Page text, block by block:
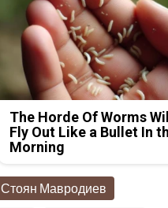
The Horde Of Worms
Fly Out Like a Bullet In
Morning
Стоян Мавродиев